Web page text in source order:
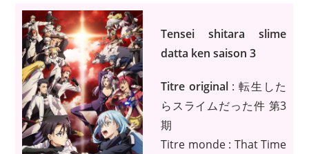
Tensei shitara slime
datta ken saison 3
Titre original: 転生した
らスライムだった件 第3
期
Titre monde : That Time